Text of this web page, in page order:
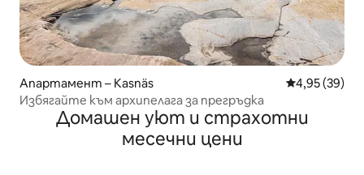
Апартамент – Kasnäs Средна
4,95 (39)
Избягайте към архипелага за прегръдка
Домашен уют и страхотни
месечни цени